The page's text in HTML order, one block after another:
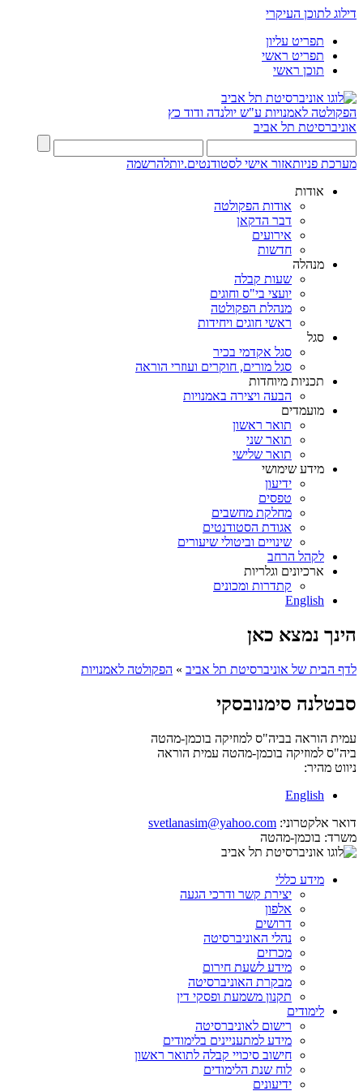
דילוג לתוכן העיקרי
תפריט עליון
תפריט ראשי
תוכן ראשי
הפקולטה לאמנויות ע"ש יולנדה ודוד כץ
אוניברסיטת תל אביב
מערכת פניותאזור אישי לסטודנטים.יותלהרשמה
אודות
אודות הפקולטה
דבר הדקאן
אירועים
חדשות
מנהלה
שעות קבלה
יועצי בי"ס וחוגים
מנהלת הפקולטה
ראשי חוגים ויחידות
סגל
סגל אקדמי בכיר
סגל מורים, חוקרים ועוזרי הוראה
תכניות מיוחדות
הבעה ויצירה באמנויות
מועמדים
תואר ראשון
תואר שני
תואר שלישי
מידע שימושי
ידיעון
טפסים
מחלקת מחשבים
אגודת הסטודנטים
שינויים וביטולי שיעורים
לקהל הרחב
ארכיונים וגלריות
קתדרות ומכונים
English
הינך נמצא כאן
לדף הבית של אוניברסיטת תל אביב » הפקולטה לאמנויות
סבטלנה סימנובסקי
עמית הוראה בביה"ס למוזיקה בוכמן-מהטה
ביה"ס למוזיקה בוכמן-מהטה עמית הוראה
ניווט מהיר:
English
דואר אלקטרוני: svetlanasim@yahoo.com
משרד: בוכמן-מהטה
מידע כללי
יצירת קשר ודרכי הגעה
אלפון
דרושים
נהלי האוניברסיטה
מכרזים
מידע לשעת חירום
מבקרת האוניברסיטה
תקנון משמעת ופסקי דין
לימודים
רישום לאוניברסיטה
מידע למתעניינים בלימודים
חישוב סיכויי קבלה לתואר ראשון
לוח שנת הלימודים
ידיעונים